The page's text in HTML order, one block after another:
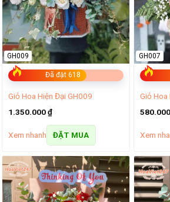
Đã đặt 618
GH009
Giỏ Hoa Hiện Đại GH009
1.350.000₫
Xem nhanh ĐẶT MUA
GH007
Giỏ
580.000
Xem